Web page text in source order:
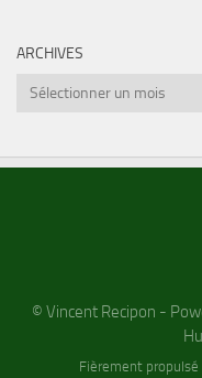
ARCHIVES
Archives
© Vincent Recipon -
Fièrement propulsé